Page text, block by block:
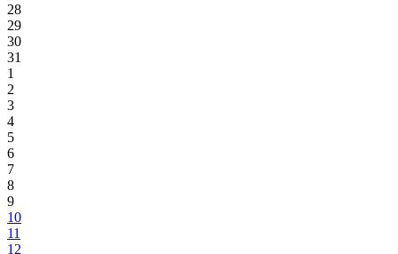
28
29
30
31
1
2
3
4
5
6
7
8
9
10
11
12